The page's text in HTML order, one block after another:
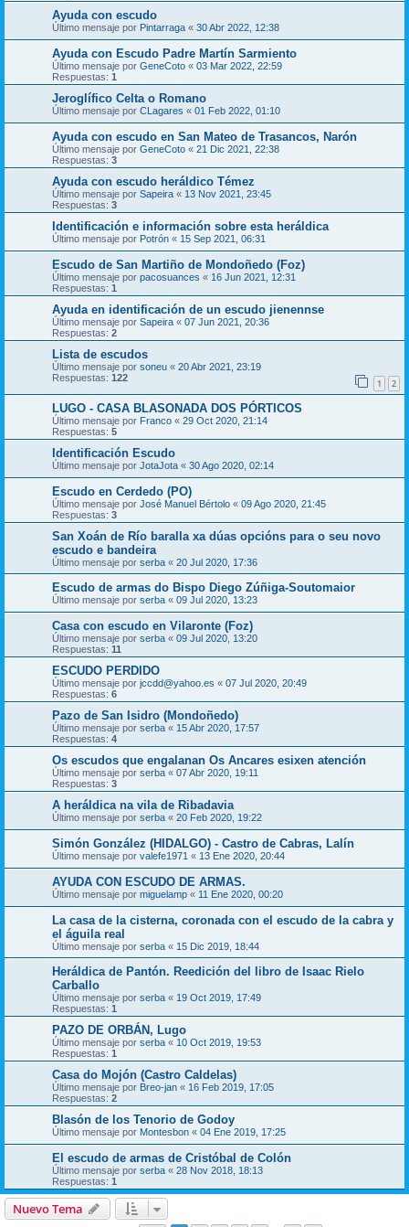
Ayuda con escudo
Último mensaje por Pintarraga « 30 Abr 2022, 12:38
Ayuda con Escudo Padre Martín Sarmiento
Último mensaje por GeneCoto « 03 Mar 2022, 22:59
Respuestas: 1
Jeroglífico Celta o Romano
Último mensaje por CLagares « 01 Feb 2022, 01:10
Ayuda con escudo en San Mateo de Trasancos, Narón
Último mensaje por GeneCoto « 21 Dic 2021, 22:38
Respuestas: 3
Ayuda con escudo heráldico Témez
Último mensaje por Sapeira « 13 Nov 2021, 23:45
Respuestas: 3
Identificación e información sobre esta heráldica
Último mensaje por Potrón « 15 Sep 2021, 06:31
Escudo de San Martiño de Mondoñedo (Foz)
Último mensaje por pacosuances « 16 Jun 2021, 12:31
Respuestas: 1
Ayuda en identificación de un escudo jienennse
Último mensaje por Sapeira « 07 Jun 2021, 20:36
Respuestas: 2
Lista de escudos
Último mensaje por soneu « 20 Abr 2021, 23:19
Respuestas: 122 1 2
LUGO - CASA BLASONADA DOS PÓRTICOS
Último mensaje por Franco « 29 Oct 2020, 21:14
Respuestas: 5
Identificación Escudo
Último mensaje por JotaJota « 30 Ago 2020, 02:14
Escudo en Cerdedo (PO)
Último mensaje por José Manuel Bértolo « 09 Ago 2020, 21:45
Respuestas: 3
San Xoán de Río baralla xa dúas opcións para o seu novo
escudo e bandeira
Último mensaje por serba « 20 Jul 2020, 17:36
Escudo de armas do Bispo Diego Zúñiga-Soutomaior
Último mensaje por serba « 09 Jul 2020, 13:23
Casa con escudo en Vilaronte (Foz)
Último mensaje por serba « 09 Jul 2020, 13:20
Respuestas: 11
ESCUDO PERDIDO
Último mensaje por jccdd@yahoo.es « 07 Jul 2020, 20:49
Respuestas: 6
Pazo de San Isidro (Mondoñedo)
Último mensaje por serba « 15 Abr 2020, 17:57
Respuestas: 4
Os escudos que engalanan Os Ancares esixen atención
Último mensaje por serba « 07 Abr 2020, 19:11
Respuestas: 3
A heráldica na vila de Ribadavia
Último mensaje por serba « 20 Feb 2020, 19:22
Simón González (HIDALGO) - Castro de Cabras, Lalín
Último mensaje por valefe1971 « 13 Ene 2020, 20:44
AYUDA CON ESCUDO DE ARMAS.
Último mensaje por miguelamp « 11 Ene 2020, 00:20
La casa de la cisterna, coronada con el escudo de la cabra y
el águila real
Último mensaje por serba « 15 Dic 2019, 18:44
Heráldica de Pantón. Reedición del libro de Isaac Rielo
Carballo
Último mensaje por serba « 19 Oct 2019, 17:49
Respuestas: 1
PAZO DE ORBÁN, Lugo
Último mensaje por serba « 10 Oct 2019, 19:53
Respuestas: 1
Casa do Mojón (Castro Caldelas)
Último mensaje por Breo-jan « 16 Feb 2019, 17:05
Respuestas: 2
Blasón de los Tenorio de Godoy
Último mensaje por Montesbon « 04 Ene 2019, 17:25
El escudo de armas de Cristóbal de Colón
Último mensaje por serba « 28 Nov 2018, 18:13
Respuestas: 1
Nuevo Tema